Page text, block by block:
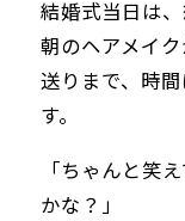
結婚式当日は
朝のヘアメイ
送りまで、時
す。
「ちゃんと笑
かな？」